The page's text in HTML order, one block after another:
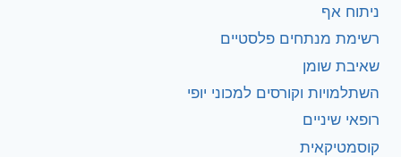
ניתוח אף
רשימת מנתחים פלסטיים
שאיבת שומן
השתלמויות וקורסים למכוני יופי
רופאי שיניים
קוסמטיקאית